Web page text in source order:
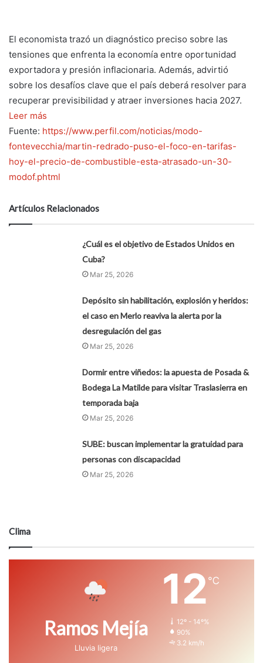
El economista trazó un diagnóstico preciso sobre las
tensiones que enfrenta la economía entre oportunidad
exportadora y presión inflacionaria. Además, advirtió
sobre los desafíos clave que el país deberá resolver para
recuperar previsibilidad y atraer inversiones hacia 2027.
Leer más
Fuente: https://www.perfil.com/noticias/modo-
fontevecchia/martin-redrado-puso-el-foco-en-tarifas-
hoy-el-precio-de-combustible-esta-atrasado-un-30-
modof.phtml
Artículos Relacionados
¿Cuál es el objetivo de Estados Unidos en
Cuba?
Mar 25, 2026
Depósito sin habilitación, explosión y heridos:
el caso en Merlo reaviva la alerta por la
desregulación del gas
Mar 25, 2026
Dormir entre viñedos: la apuesta de Posada &
Bodega La Matilde para visitar Traslasierra en
temporada baja
Mar 25, 2026
SUBE: buscan implementar la gratuidad para
personas con discapacidad
Mar 25, 2026
Clima
Ramos Mejía
Lluvia ligera
12 ℃
12º - 14º%
90%
3.2 km/h